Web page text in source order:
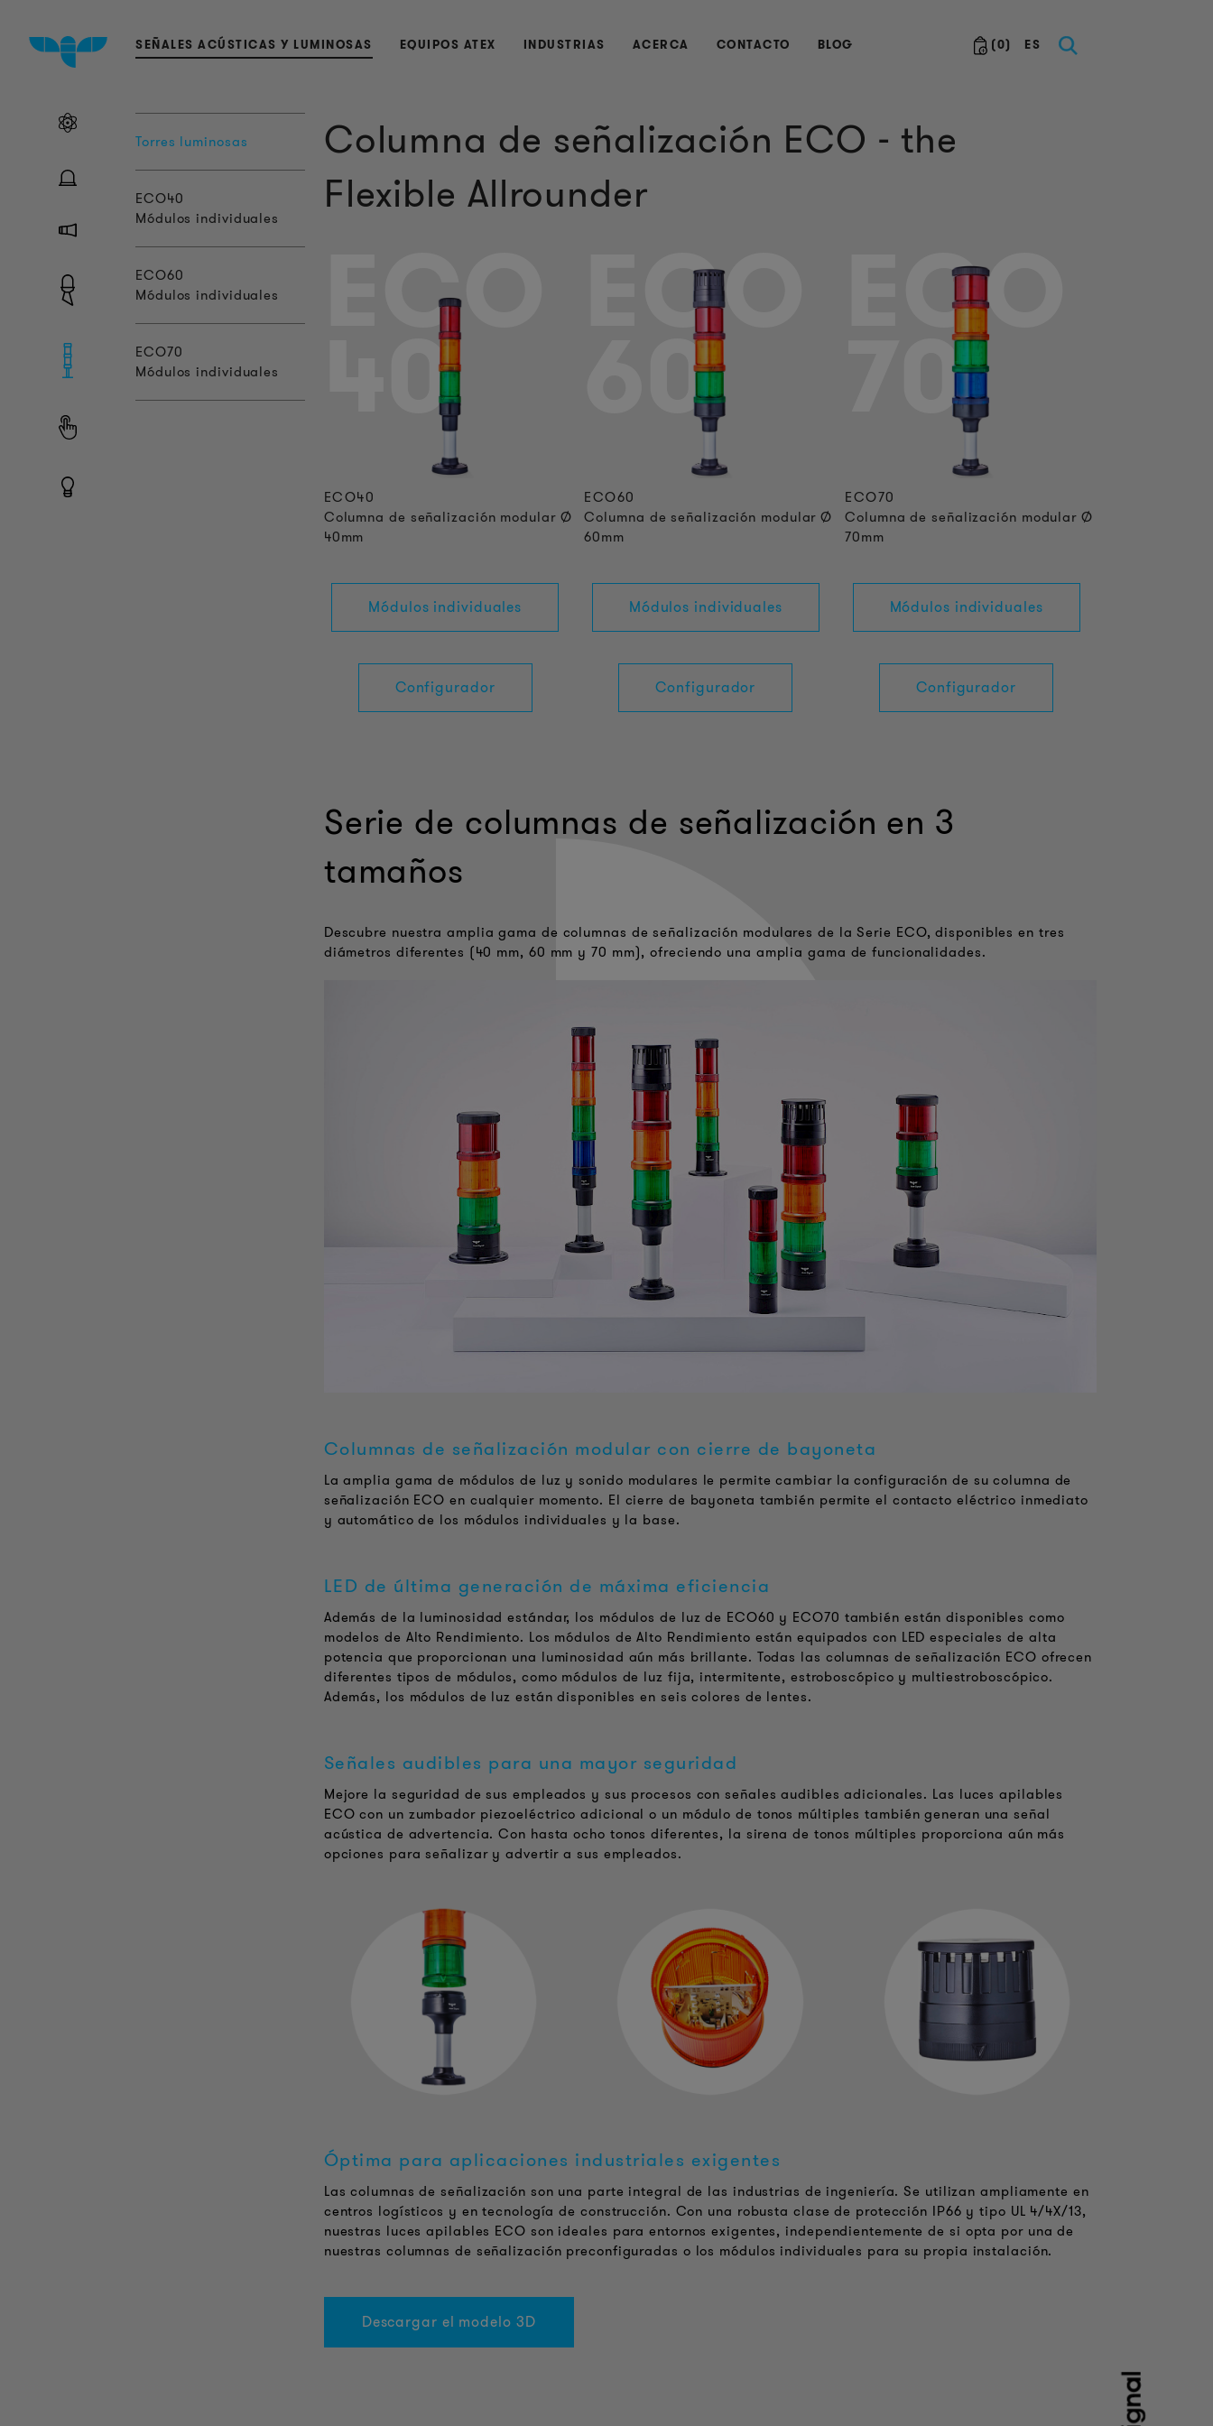
(0) ES
SEÑALES ACÚSTICAS Y LUMINOSAS EQUIPOS ATEX INDUSTRIAS ACERCA CONTACTO BLOG
Torres luminosas
ECO40
Módulos individuales
ECO60
Módulos individuales
ECO70
Módulos individuales
Columna de señalización ECO - the
Flexible Allrounder
ECO
40
ECO40
Columna de señalización modular Ø
40mm
Módulos individuales
Configurador
ECO
60
ECO60
Columna de señalización modular Ø
60mm
Módulos individuales
Configurador
ECO
70
ECO70
Columna de señalización modular Ø
70mm
Módulos individuales
Configurador
Serie de columnas de señalización en 3
tamaños
Descubre nuestra amplia gama de columnas de señalización modulares de la Serie ECO, disponibles en tres
diámetros diferentes (40 mm, 60 mm y 70 mm), ofreciendo una amplia gama de funcionalidades.
Columnas de señalización modular con cierre de bayoneta
La amplia gama de módulos de luz y sonido modulares le permite cambiar la configuración de su columna de
señalización ECO en cualquier momento. El cierre de bayoneta también permite el contacto eléctrico inmediato
y automático de los módulos individuales y la base.
LED de última generación de máxima eficiencia
Además de la luminosidad estándar, los módulos de luz de ECO60 y ECO70 también están disponibles como
modelos de Alto Rendimiento. Los módulos de Alto Rendimiento están equipados con LED especiales de alta
potencia que proporcionan una luminosidad aún más brillante. Todas las columnas de señalización ECO ofrecen
diferentes tipos de módulos, como módulos de luz fija, intermitente, estroboscópico y multiestroboscópico.
Además, los módulos de luz están disponibles en seis colores de lentes.
Señales audibles para una mayor seguridad
Mejore la seguridad de sus empleados y sus procesos con señales audibles adicionales. Las luces apilables
ECO con un zumbador piezoeléctrico adicional o un módulo de tonos múltiples también generan una señal
acústica de advertencia. Con hasta ocho tonos diferentes, la sirena de tonos múltiples proporciona aún más
opciones para señalizar y advertir a sus empleados.
Óptima para aplicaciones industriales exigentes
Las columnas de señalización son una parte integral de las industrias de ingeniería. Se utilizan ampliamente en
centros logísticos y en tecnología de construcción. Con una robusta clase de protección IP66 y tipo UL 4/4X/13,
nuestras luces apilables ECO son ideales para entornos exigentes, independientemente de si opta por una de
nuestras columnas de señalización preconfiguradas o los módulos individuales para su propia instalación.
Descargar el modelo 3D